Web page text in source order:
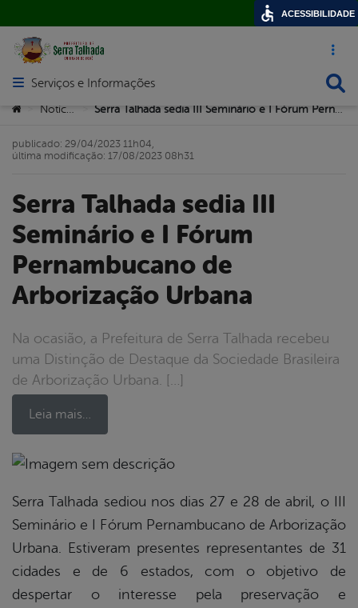
Acesso
Abrir menu principal de navegação
Serviços e Informações
Você está aqui:
> Notícias >
Serra Talhada sedia III
Seminário e I Fórum
Pernambucano de
Arborização Urbana
Na ocasião, a Prefeitura de Serra Talhada recebeu
uma Distinção de Destaque da Sociedade Brasileira
de Arborização Urbana. […]
Leia mais…
publicado: 29/04/2023 11h04,
última modificação: 17/08/2023 08h31
Serra Talhada sediou nos dias 27 e 28 de abril, o III
Seminário e I Fórum Pernambucano de Arborização
Urbana. Estiveram presentes representantes de 31
cidades e de 6 estados, com o objetivo de
despertar o interesse pela preservação e
ACESSIBILIDADE